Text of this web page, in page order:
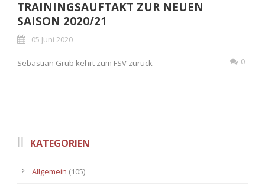
TRAININGSAUFTAKT ZUR NEUEN
SAISON 2020/21
05 Juni 2020
Sebastian Grub kehrt zum FSV zurück 0
KATEGORIEN
Allgemein (105)